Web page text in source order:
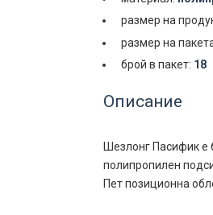
размер на
размер на
брой в пакет: 18
Описание
Шезлонг Пасифик е
полипропилен
Пет позиционна